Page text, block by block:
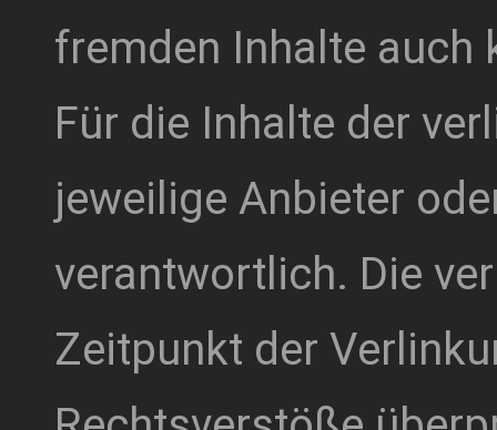
fremden Inhalte auch
Für die Inhalte der
jeweilige Anbieter
verantwortlich. Die
Zeitpunkt der